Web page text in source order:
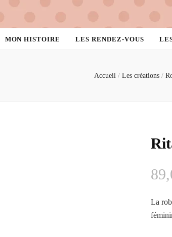
MON HISTOIRE LES RENDEZ-VOUS
Accueil / Les créations /
La